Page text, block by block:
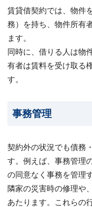
賃貸借契約では、物件
務）を持ち、物件所有
ます。
同時に、借りる人は物
有者は賃料を受け取る
す。
事務管理
契約外の状況でも債務
す。例えば、事務管理
の同意なく事務を管理
隣家の災害時の修理や
あたります。これらの